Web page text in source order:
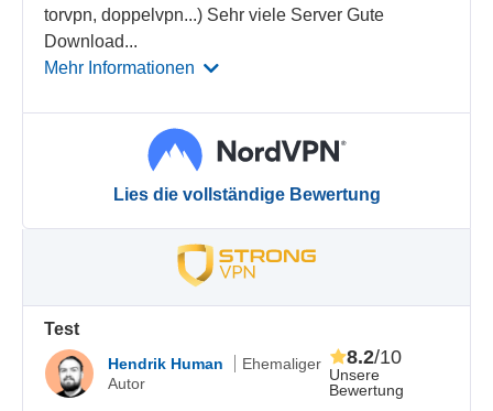
torvpn, doppelvpn...) Sehr viele Server Gute
Download...
Mehr Informationen
Lies die vollständige Bewertung
Test
Hendrik Human
Ehemaliger
Autor
Unsere
Bewertung
8.2/10